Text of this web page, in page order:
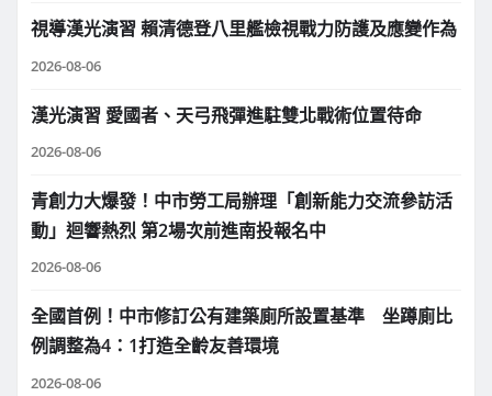
視導漢光演習 賴清德登八里艦檢視戰力防護及應變作為
2026-08-06
漢光演習 愛國者、天弓飛彈進駐雙北戰術位置待命
2026-08-06
青創力大爆發！中市勞工局辦理「創新能力交流參訪活
動」迴響熱烈 第2場次前進南投報名中
2026-08-06
全國首例！中市修訂公有建築廁所設置基準 坐蹲廁比
例調整為4：1打造全齡友善環境
2026-08-06